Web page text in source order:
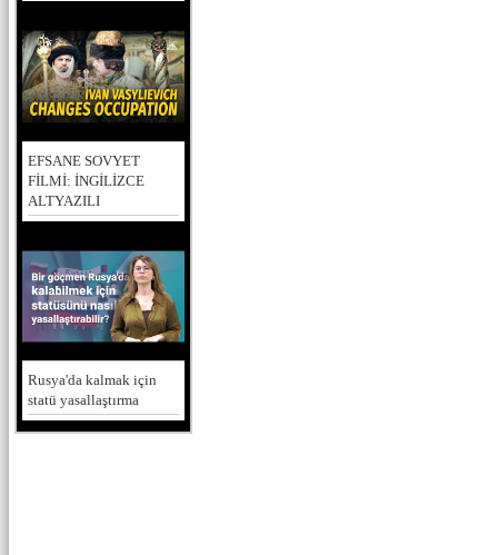
EFSANE SOVYET
FİLMİ: İNGİLİZCE
ALTYAZILI
Rusya'da kalmak için
statü yasallaştırma